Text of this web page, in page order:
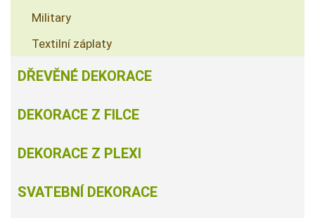
Military
Textilní záplaty
DŘEVĚNÉ DEKORACE
DEKORACE Z FILCE
DEKORACE Z PLEXI
SVATEBNÍ DEKORACE